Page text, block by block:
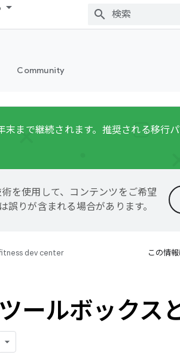
Community
まで継続されます。推奨される移行
を使用して、コンテンツをご希望
誤りが含まれる場合があります。
dev center
この情
ールボックス